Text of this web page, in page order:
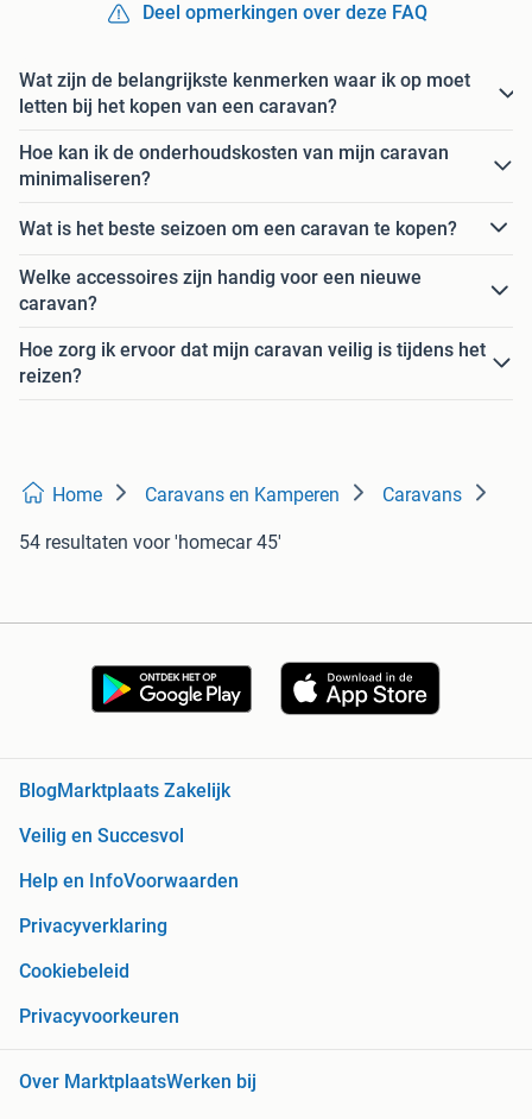
Deel opmerkingen over deze FAQ
Wat zijn de belangrijkste kenmerken waar ik op moet
letten bij het kopen van een caravan?
Hoe kan ik de onderhoudskosten van mijn caravan
minimaliseren?
Wat is het beste seizoen om een caravan te kopen?
Welke accessoires zijn handig voor een nieuwe
caravan?
Hoe zorg ik ervoor dat mijn caravan veilig is tijdens het
reizen?
Home Caravans en Kamperen Caravans
54 resultaten voor 'homecar 45'
Blog Marktplaats Zakelijk
Veilig en Succesvol
Help en InfoVoorwaarden
Privacyverklaring
Cookiebeleid
Privacyvoorkeuren
Over MarktplaatsWerken bij